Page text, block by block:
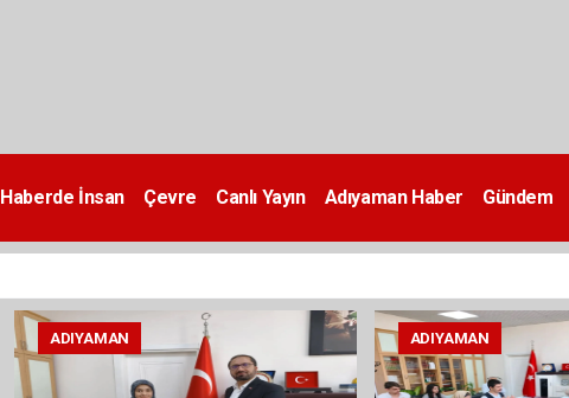
Haberde İnsan Çevre Canlı Yayın Adıyaman Haber Gündem
ADIYAMAN ADIYAMAN